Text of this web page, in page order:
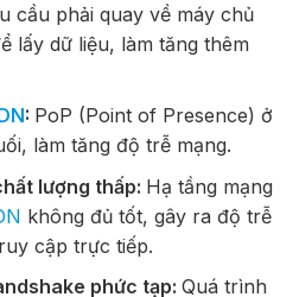
cầu phải quay về máy chủ
lấy dữ liệu, làm tăng thêm
: PoP (Point of Presence) ở
làm tăng độ trễ mạng.
lượng thấp: Hạ tầng mạng
không đủ tốt, gây ra độ trễ
cập trực tiếp.
phức tạp: Quá trình